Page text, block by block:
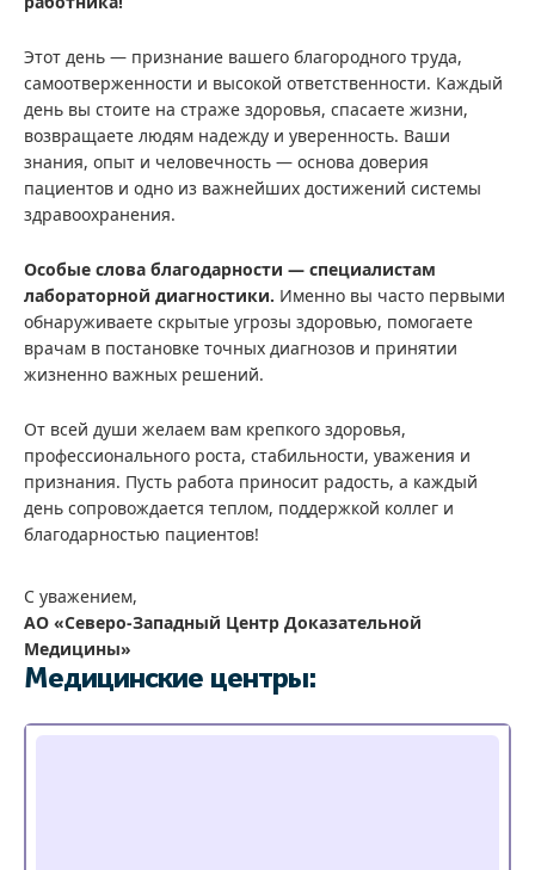
Этот день — признание вашего благородного труда,
самоотверженности и высокой ответственности. Каждый
день вы стоите на страже здоровья, спасаете жизни,
возвращаете людям надежду и уверенность. Ваши
знания, опыт и человечность — основа доверия
пациентов и одно из важнейших достижений системы
здравоохранения.
Особые слова благодарности — специалистам
лабораторной диагностики. Именно вы часто первыми
обнаруживаете скрытые угрозы здоровью, помогаете
врачам в постановке точных диагнозов и принятии
жизненно важных решений.
От всей души желаем вам крепкого здоровья,
профессионального роста, стабильности, уважения и
признания. Пусть работа приносит радость, а каждый
день сопровождается теплом, поддержкой коллег и
благодарностью пациентов!
С уважением,
АО «Северо-Западный Центр Доказательной
Медицины»
Медицинские центры: